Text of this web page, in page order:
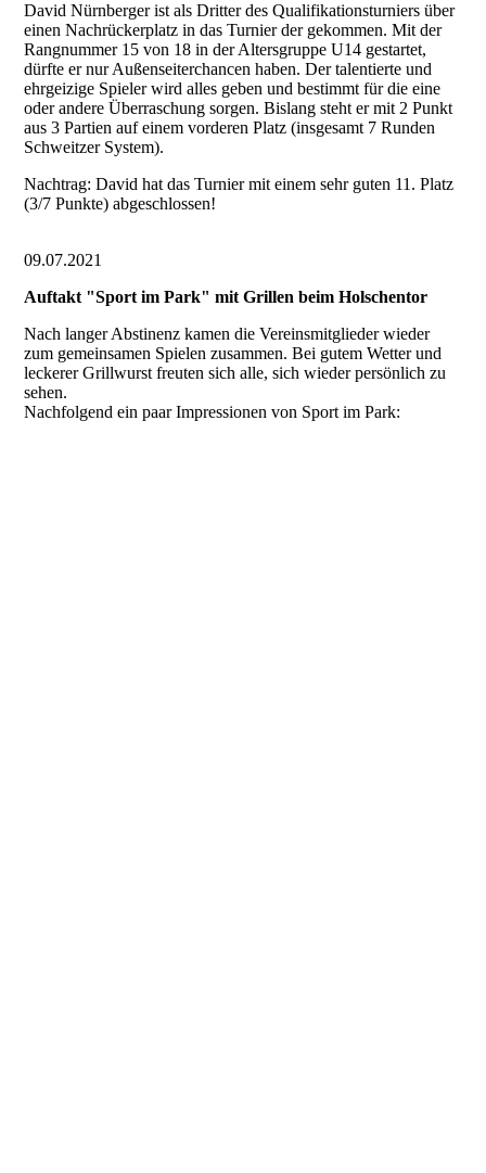
David Nürnberger ist als Dritter des Qualifikationsturniers über
einen Nachrückerplatz in das Turnier der gekommen. Mit der
Rangnummer 15 von 18 in der Altersgruppe U14 gestartet,
dürfte er nur Außenseiterchancen haben. Der talentierte und
ehrgeizige Spieler wird alles geben und bestimmt für die eine
oder andere Überraschung sorgen. Bislang steht er mit 2 Punkt
aus 3 Partien auf einem vorderen Platz (insgesamt 7 Runden
Schweitzer System).
Nachtrag: David hat das Turnier mit einem sehr guten 11. Platz
(3/7 Punkte) abgeschlossen!
09.07.2021
Auftakt "Sport im Park" mit Grillen beim Holschentor
Nach langer Abstinenz kamen die Vereinsmitglieder wieder
zum gemeinsamen Spielen zusammen. Bei gutem Wetter und
leckerer Grillwurst freuten sich alle, sich wieder persönlich zu
sehen.
Nachfolgend ein paar Impressionen von Sport im Park: